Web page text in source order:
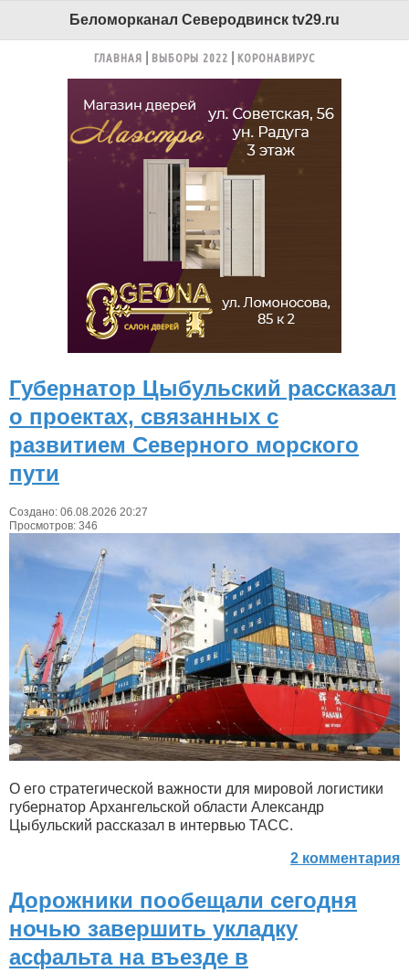
Беломорканал Северодвинск tv29.ru
ГЛАВНАЯ ВЫБОРЫ 2022 КОРОНАВИРУС
Губернатор Цыбульский рассказал
о проектах, связанных с
развитием Северного морского
пути
Создано: 06.08.2026 20:27
Просмотров: 346
О его стратегической важности для мировой логистики
губернатор Архангельской области Александр
Цыбульский рассказал в интервью ТАСС.
2 комментария
Дорожники пообещали сегодня
ночью завершить укладку
асфальта на въезде в